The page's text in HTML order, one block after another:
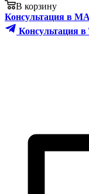
В корзину
Консультация в
Консультация в